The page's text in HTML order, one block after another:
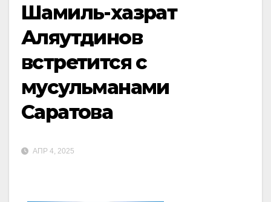
Шамиль-хазрат
Аляутдинов
встретится с
мусульманами
Саратова
АПР 4, 2025